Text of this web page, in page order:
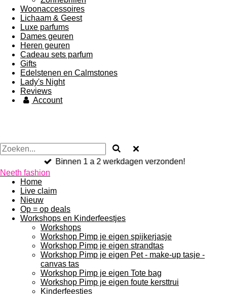
Woonaccessoires
Lichaam & Geest
Luxe parfums
Dames geuren
Heren geuren
Cadeau sets parfum
Gifts
Edelstenen en Calmstones
Lady's Night
Reviews
Account
Binnen 1 a 2 werkdagen verzonden!
Neeth fashion
Home
Live claim
Nieuw
Op = op deals
Workshops en Kinderfeestjes
Workshops
Workshop Pimp je eigen spijkerjasje
Workshop Pimp je eigen strandtas
Workshop Pimp je eigen Pet - make-up tasje -
canvas tas
Workshop Pimp je eigen Tote bag
Workshop Pimp je eigen foute kersttrui
Kinderfeestjes